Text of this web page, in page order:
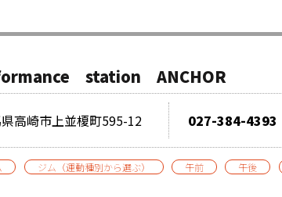
station ANCHOR
高崎市上並榎町595-12 027-384-4393
ジム（運動種別から選ぶ） 午前 午後